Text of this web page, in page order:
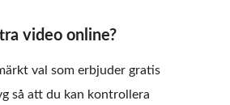
video online?
val som erbjuder gratis
så att du kan kontrollera